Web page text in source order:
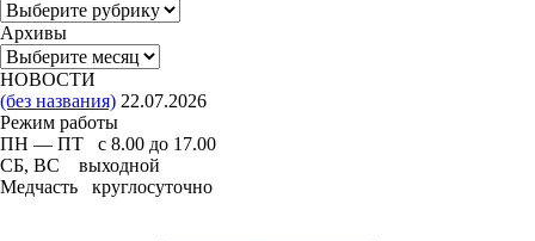
Рубрики
Архивы
Архивы
НОВОСТИ
(без названия) 22.07.2026
Режим работы
ПН — ПТ с 8.00 до 17.00
СБ, ВС выходной
Медчасть круглосуточно